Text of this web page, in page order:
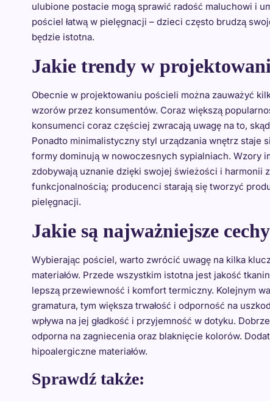
ulubione postacie mogą sprawić radość maluchowi i
pościel łatwą w pielęgnacji – dzieci często brudzą
będzie istotna.
Jakie trendy w
Obecnie w projektowaniu pościeli można zauważyć
wzorów przez konsumentów. Coraz większą
konsumenci coraz częściej zwracają uwagę na to,
Ponadto minimalistyczny styl urządzania wnętrz
formy dominują w nowoczesnych sypialniach. Wzory
zdobywają uznanie dzięki swojej świeżości i harmonii
funkcjonalnością; producenci starają się tworzyć
pielęgnacji.
Jakie są najważniejsze
Wybierając pościel, warto zwrócić uwagę na kilka
materiałów. Przede wszystkim istotna jest jakość
lepszą przewiewność i komfort termiczny. Kolejnym
gramatura, tym większa trwałość i odporność na
wpływa na jej gładkość i przyjemność w dotyku.
odporna na zagniecenia oraz blaknięcie kolorów.
hipoalergiczne materiałów.
Sprawdź także: